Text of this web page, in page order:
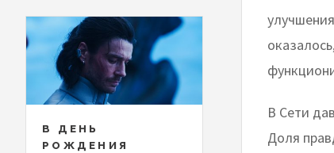
В Сети
Доля
В ДЕНЬ
РОЖДЕНИЯ